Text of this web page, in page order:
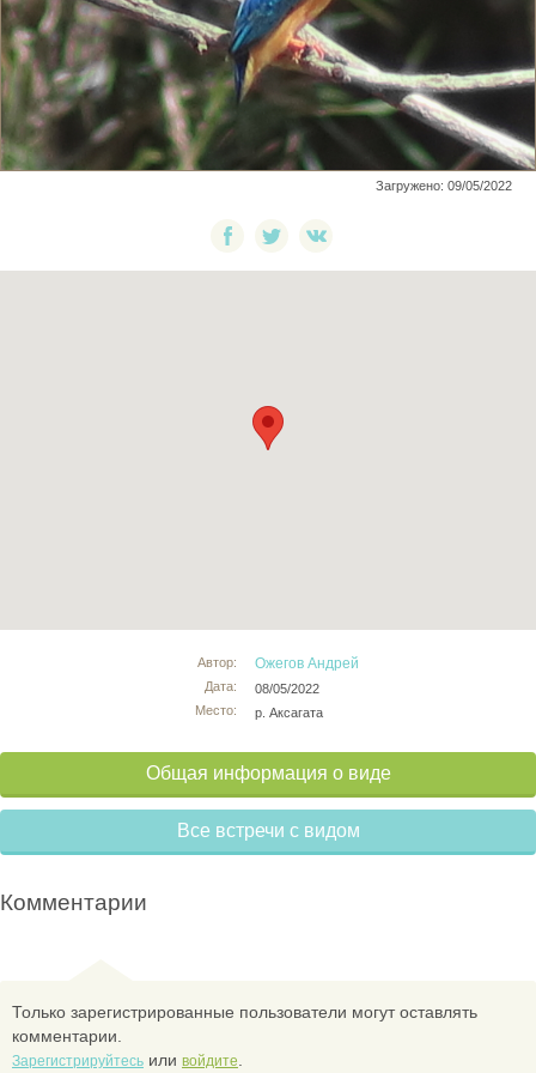
Загружено: 09/05/2022
Автор:
Дата:
Место:
Ожегов Андрей
08/05/2022
р. Аксагата
Общая информация о виде
Все встречи с видом
Комментарии
Только зарегистрированные пользователи могут оставлять
комментарии.
Зарегистрируйтесь или войдите